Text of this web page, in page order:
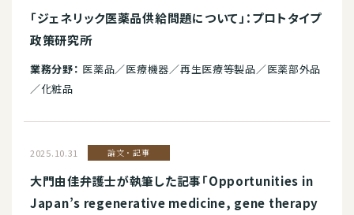
「ジェネリック医薬品供給問題について」：プロトタイプ
政策研究所
業務分野： 医薬品／医療機器／再生医療等製品／医薬部外品
／化粧品
2025.10.31 論文・記事
大門由佳弁護士が執筆した記事「Opportunities in
Japan’s regenerative medicine, gene therapy